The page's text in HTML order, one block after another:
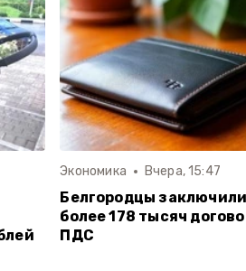
Экономика Вчера, 15:47
Белгородцы заключили
более 178 тысяч
ПДС